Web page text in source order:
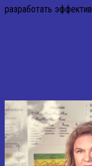
разработать